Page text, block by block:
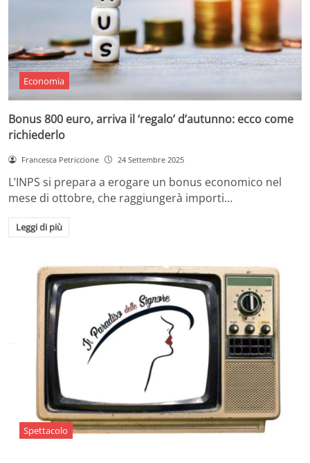
Economia
Bonus 800 euro, arriva il ‘regalo’ d’autunno: ecco come
richiederlo
Francesca Petriccione 24 Settembre 2025
L’INPS si prepara a erogare un bonus economico nel
mese di ottobre, che raggiungerà importi…
Leggi di più
Spettacolo